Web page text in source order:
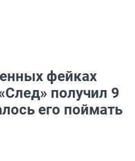
фейках
получил 9
его поймать